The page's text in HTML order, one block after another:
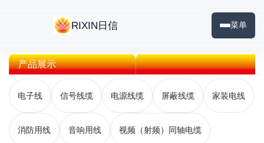
RIXIN日信 菜单
产品展示
电子线 信号线缆 电源线缆 屏蔽线缆 家装电线
消防用线 音响用线 视频（射频）同轴电缆